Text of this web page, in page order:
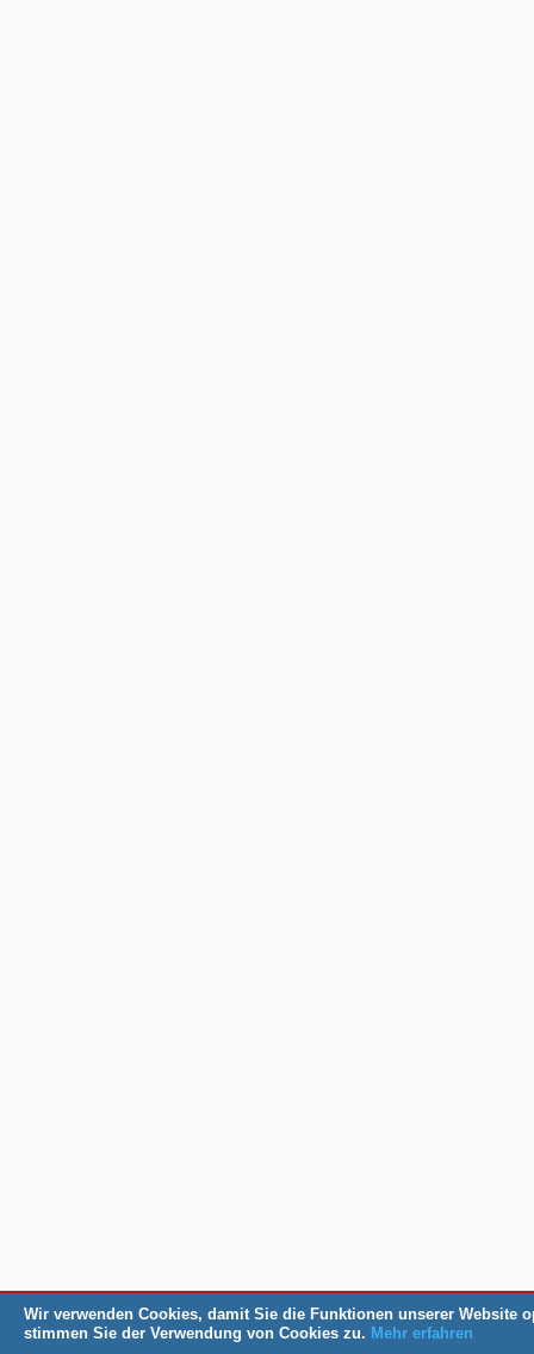
Wir verwenden Cookies, damit Sie die Funktionen unserer Website
stimmen Sie der Verwendung von Cookies zu. Mehr erfahren